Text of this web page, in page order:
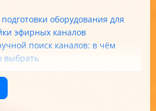
оборудования для
эфирных каналов
поиск каналов: в чём
выбрать
их записать
подключение одной